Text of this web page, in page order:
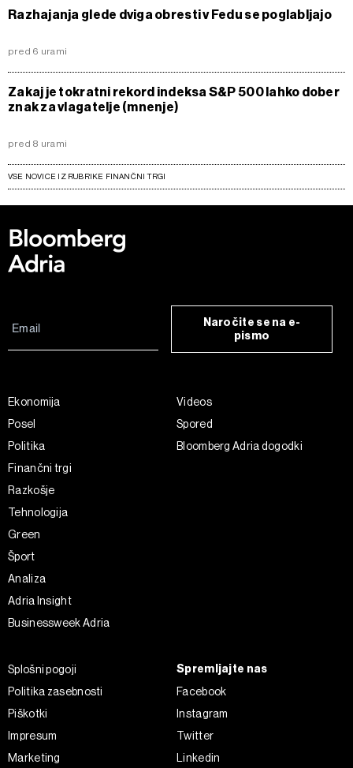
Razhajanja glede dviga obresti v Fedu se poglabljajo
pred 6 urami
Zakaj je tokratni rekord indeksa S&P 500 lahko dober
znak za vlagatelje (mnenje)
pred 8 urami
VSE NOVICE IZ RUBRIKE FINANČNI TRGI
Naročite se na e-
pismo
Ekonomija
Posel
Politika
Finančni trgi
Razkošje
Tehnologija
Green
Šport
Analiza
Adria Insight
Businessweek Adria
Videos
Spored
Bloomberg Adria dogodki
Splošni pogoji
Politika zasebnosti
Piškotki
Impresum
Marketing
Spremljajte nas
Facebook
Instagram
Twitter
Linkedin